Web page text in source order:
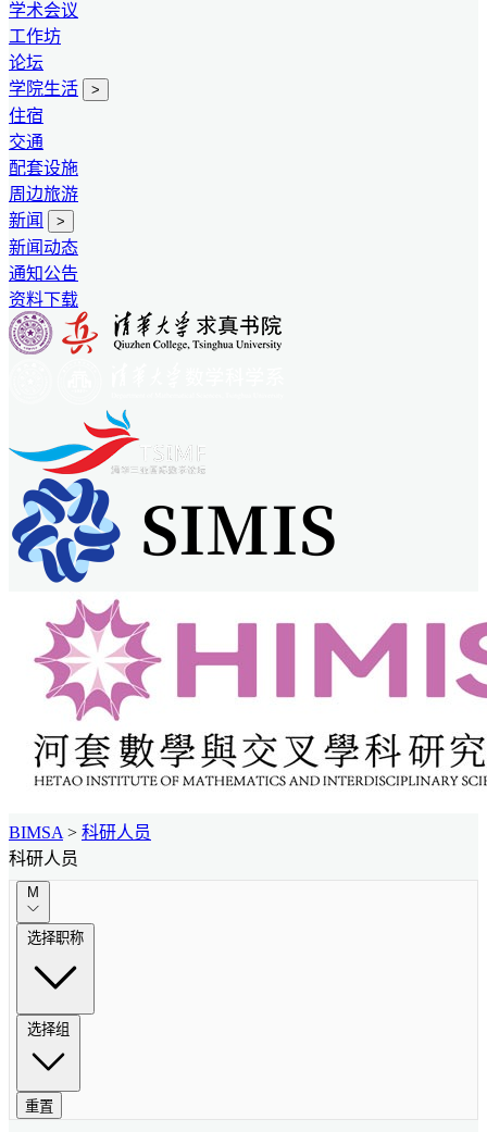
学术会议
工作坊
论坛
学院生活
>
住宿
交通
配套设施
周边旅游
新闻
>
新闻动态
通知公告
资料下载
BIMSA > 科研人员
科研人员
M
选择职称
选择组
重置